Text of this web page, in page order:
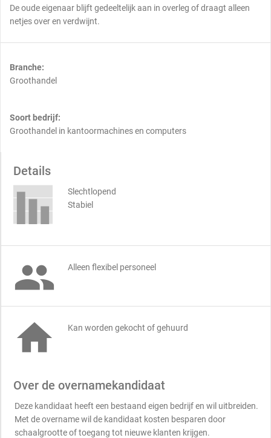
De oude eigenaar blijft gedeeltelijk aan in overleg of draagt alleen
netjes over en verdwijnt.
Branche:
Groothandel
Soort bedrijf:
Groothandel in kantoormachines en computers
Details
Slechtlopend
Stabiel
 Alleen flexibel personeel
 Kan worden gekocht of gehuurd
Over de overnamekandidaat
Deze kandidaat heeft een bestaand eigen bedrijf en wil uitbreiden.
Met de overname wil de kandidaat kosten besparen door
schaalgrootte of toegang tot nieuwe klanten krijgen.